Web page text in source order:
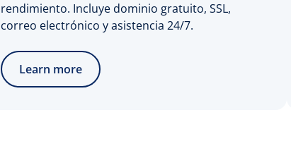
rendimiento. Incluye dominio gratuito, SSL,
correo electrónico y asistencia 24/7.
Learn more